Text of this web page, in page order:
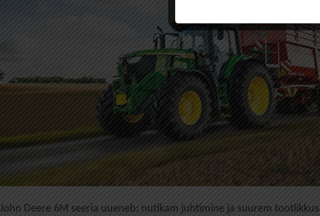
John Deere 6M seeria uueneb: nutikam juhtimine ja suurem